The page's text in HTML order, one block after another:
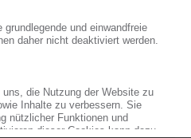
ist insolvent
Force-Majeure-